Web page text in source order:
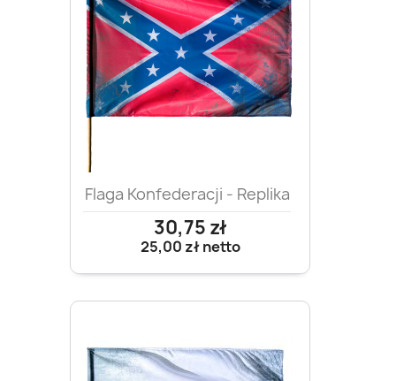
Flaga Konfederacji - Replika
30,75 zł
25,00 złnetto